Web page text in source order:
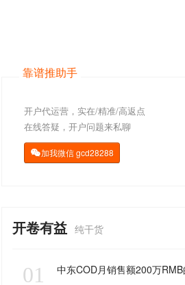
靠谱推助手
开户代运营，实在/精准/高返点
在线答疑，开户问题来私聊
加我微信gcd28288
开卷有益 纯干货
01 中东COD月销售额200万